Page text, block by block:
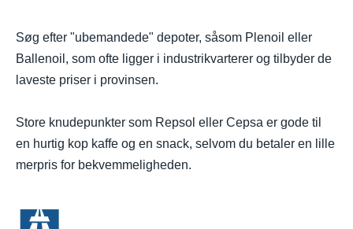
Søg efter "ubemandede" depoter, såsom Plenoil eller
Ballenoil, som ofte ligger i industrikvarterer og tilbyder de
laveste priser i provinsen.
Store knudepunkter som Repsol eller Cepsa er gode til
en hurtig kop kaffe og en snack, selvom du betaler en lille
merpris for bekvemmeligheden.